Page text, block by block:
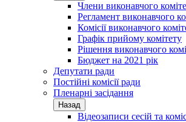
Члени виконавчого
Регламент виконавчого
Комісії виконавчого
Графік прийому комітету
Рішення виконавчого
Бюджет на 2021 рік
Депутати ради
Постійні комісії ради
Пленарні засідання
Назад
Відеозаписи сесій та